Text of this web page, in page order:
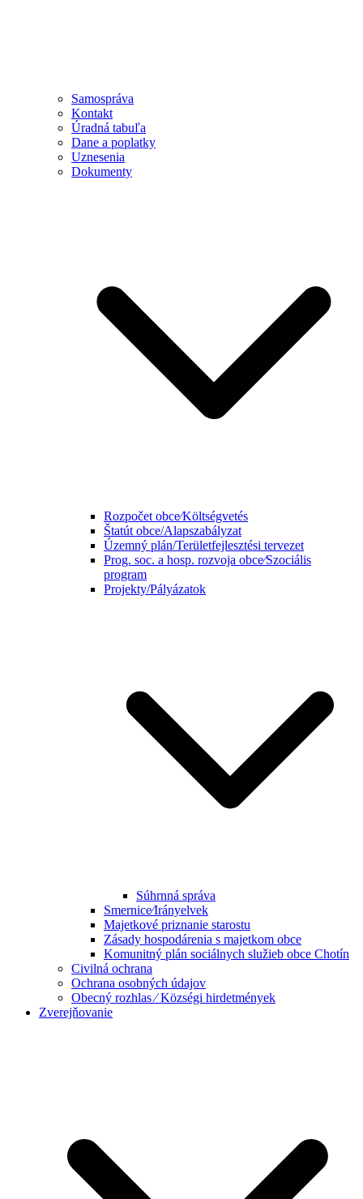
Samospráva
Kontakt
Úradná tabuľa
Dane a poplatky
Uznesenia
Dokumenty
Rozpočet obce⁄Költségvetés
Štatút obce/Alapszabályzat
Územný plán/Területfejlesztési tervezet
Prog. soc. a hosp. rozvoja obce⁄Szociális
program
Projekty/Pályázatok
Súhrnná správa
Smernice⁄Irányelvek
Majetkové priznanie starostu
Zásady hospodárenia s majetkom obce
Komunitný plán sociálnych služieb obce Chotín
Civilná ochrana
Ochrana osobných údajov
Obecný rozhlas ⁄ Községi hirdetmények
Zverejňovanie